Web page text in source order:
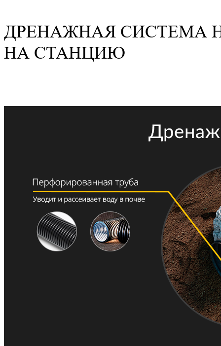
ДРЕНАЖНАЯ СИСТЕМА
НА СТАНЦИЮ